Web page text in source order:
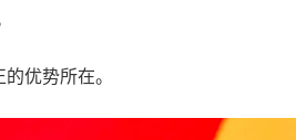
优势所在。